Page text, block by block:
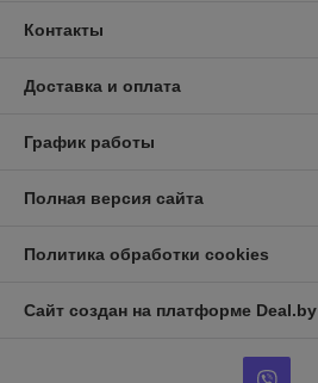
Контакты
Доставка и оплата
График работы
Полная версия сайта
Политика обработки cookies
Сайт создан на платформе Deal.by